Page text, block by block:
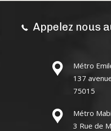
Appelez nous
Métro
137
75015
Métro
3 Rue de